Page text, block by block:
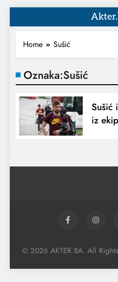
Home Sušić
Oznaka:Sušić
Sušić
iz
© 2026 AKTER.BA. All